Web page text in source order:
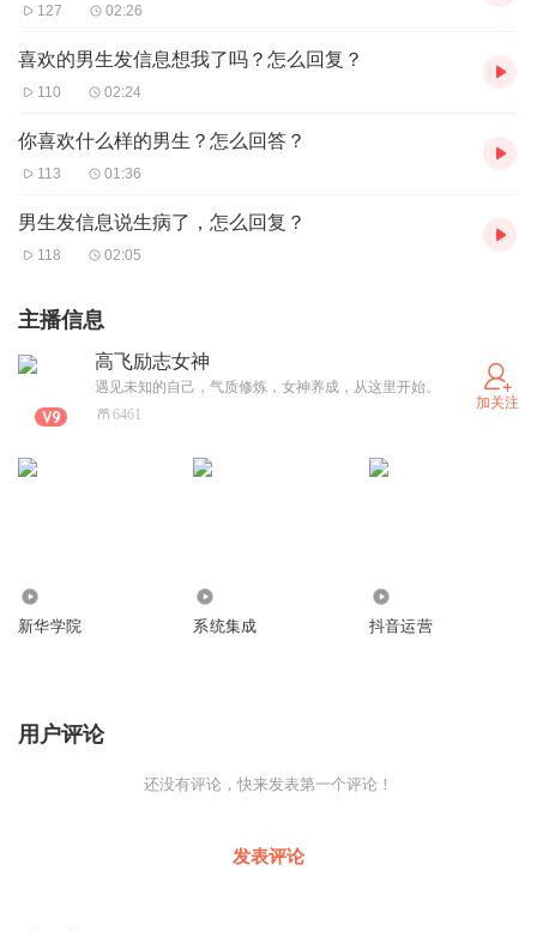
127 02:26
喜欢的男生发信息想我了吗？怎么回复？
110 02:24
你喜欢什么样的男生？怎么回答？
113 01:36
男生发信息说生病了，怎么回复？
118 02:05
主播信息
高飞励志女神
遇见未知的自己，气质修炼，女神养成，从这里开始。
6461
加关注
新华学院 系统集成 抖音运营
用户评论
还没有评论，快来发表第一个评论！
发表评论